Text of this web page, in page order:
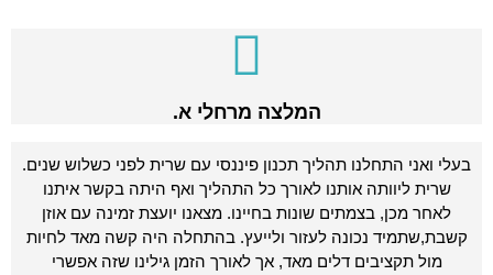
המלצה מרחלי א.
בעלי ואני התחלנו תהליך תכנון פיננסי עם שרית לפני כשלוש שנים.
שרית ליוותה אותנו לאורך כל התהליך ואף היתה בקשר איתנו
לאחר מכן, בצמתים שונות בחיינו. מצאנו יועצת זמינה עם אוזן
קשבת,שתמיד נכונה לעזור ולייעץ. בהתחלה היה קשה מאד לחיות
מול תקציבים דלים מאד, אך לאורך הזמן גילינו שזה אפשרי